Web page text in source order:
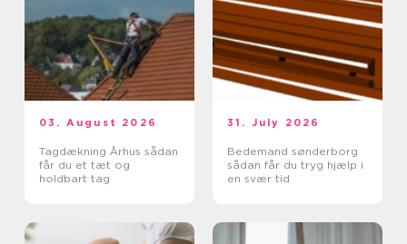
03. August 2026
Tagdækning Århus sådan
får du et tæt og
holdbart tag
31. July 2026
Bedemand sønderborg
sådan får du tryg hjælp i
en svær tid